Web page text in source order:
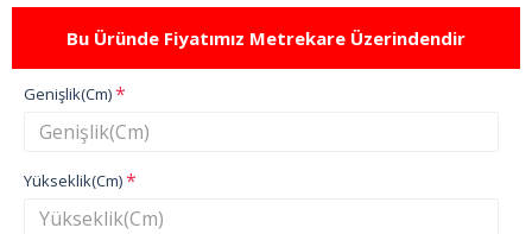
Bu Üründe Fiyatımız Metrekare Üzerindendir
Genişlik(Cm)
Yükseklik(Cm)